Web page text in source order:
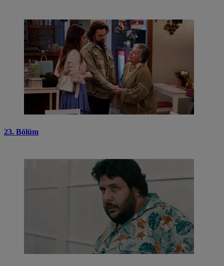
23. Bölüm